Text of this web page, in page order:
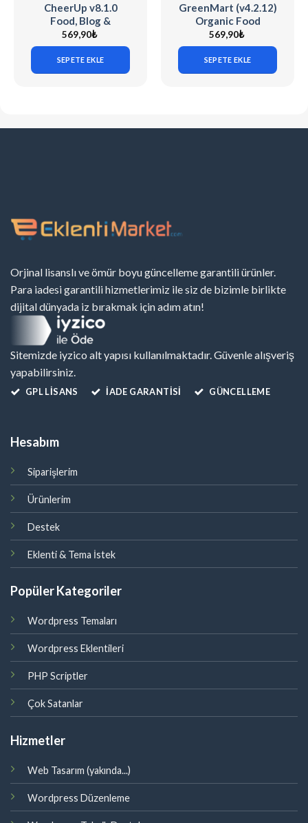
CheerUp v8.1.0
Food, Blog &
Magazine
569,90₺
SEPETE EKLE
GreenMart (v4.2.12)
Organic Food
Woocommerce
WordPress Theme
569,90₺
SEPETE EKLE
Orjinal lisanslı ve ömür boyu güncelleme garantili ürünler.
Para iadesi garantili hizmetlerimiz ile siz de bizimle birlikte
dijital dünyada iz bırakmak için adım atın!
Sitemizde iyzico alt yapısı kullanılmaktadır. Güvenle alışveriş
yapabilirsiniz.
GPL LISANS İADE GARANTİSİ GÜNCELLEME
Hesabım
Siparişlerim
Ürünlerim
Destek
Eklenti & Tema İstek
Popüler Kategoriler
Wordpress Temaları
Wordpress Eklentileri
PHP Scriptler
Çok Satanlar
Hizmetler
Web Tasarım (yakında...)
Wordpress Düzenleme